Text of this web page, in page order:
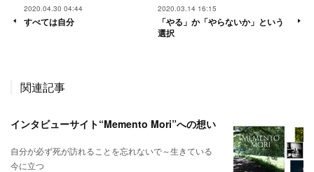
2020.04.30 04:44
すべては自分
2020.03.14 16:15
「やる」か「やらないか」という
選択
関連記事
インタビューサイト“Memento Mori”への想い
自分が必ず死が訪れることを忘れないで～生きている
今に立つ